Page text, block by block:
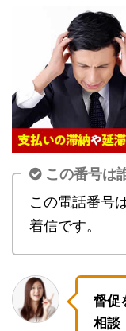
この番号は
この電話番号は
着信です。
督促
相談